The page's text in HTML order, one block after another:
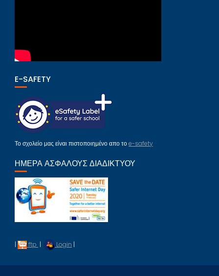
E-SAFETY
Το σχολείο μας είναι πιστοποιημένο απο τοe-safety
ΗΜΈΡΑ ΑΣΦΑΛΟΎΣ ΔΙΑΔΙΚΤΎΟΥ
| ftp | Login |